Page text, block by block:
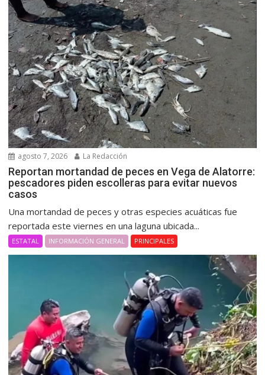
agosto 7, 2026 La Redacción
Reportan mortandad de peces en Vega de Alatorre:
pescadores piden escolleras para evitar nuevos
casos
Una mortandad de peces y otras especies acuáticas fue
reportada este viernes en una laguna ubicada...
ESTATAL INFORMACIÓN GENERAL PRINCIPALES